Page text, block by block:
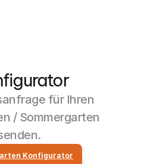
für Ihren
/ Sommergarten
Konfigurator